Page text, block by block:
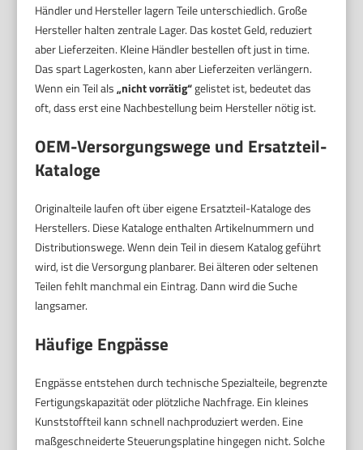
Händler und Hersteller lagern Teile unterschiedlich. Große
Hersteller halten zentrale Lager. Das kostet Geld, reduziert
aber Lieferzeiten. Kleine Händler bestellen oft just in time.
Das spart Lagerkosten, kann aber Lieferzeiten verlängern.
Wenn ein Teil als„nicht vorrätig“gelistet ist, bedeutet das
oft, dass erst eine Nachbestellung beim Hersteller nötig ist.
OEM-Versorgungswege und Ersatzteil-
Kataloge
Originalteile laufen oft über eigene Ersatzteil-Kataloge des
Herstellers. Diese Kataloge enthalten Artikelnummern und
Distributionswege. Wenn dein Teil in diesem Katalog geführt
wird, ist die Versorgung planbarer. Bei älteren oder seltenen
Teilen fehlt manchmal ein Eintrag. Dann wird die Suche
langsamer.
Häufige Engpässe
Engpässe entstehen durch technische Spezialteile, begrenzte
Fertigungskapazität oder plötzliche Nachfrage. Ein kleines
Kunststoffteil kann schnell nachproduziert werden. Eine
maßgeschneiderte Steuerungsplatine hingegen nicht. Solche